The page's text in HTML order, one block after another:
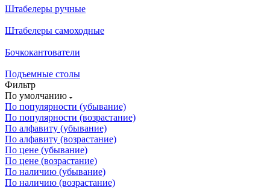
Штабелеры ручные
Штабелеры самоходные
Бочкокантователи
Подъемные столы
Фильтр
По умолчанию
По популярности (убывание)
По популярности (возрастание)
По алфавиту (убывание)
По алфавиту (возрастание)
По цене (убывание)
По цене (возрастание)
По наличию (убывание)
По наличию (возрастание)